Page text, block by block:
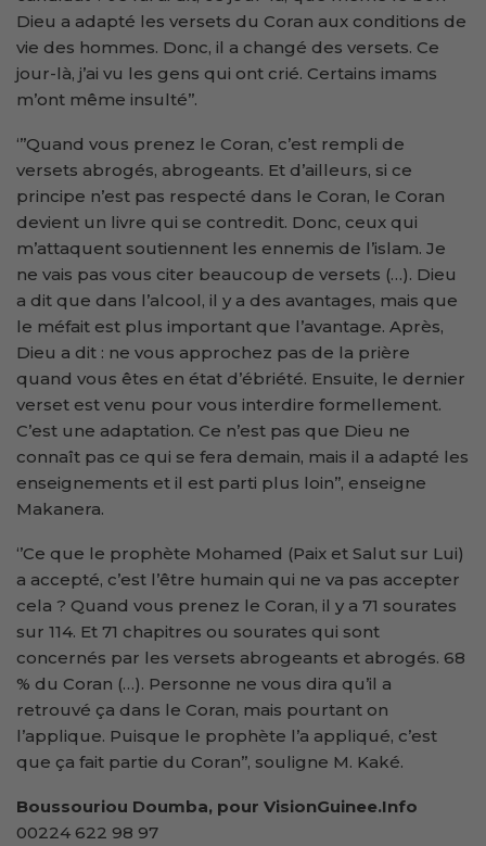
Dieu a adapté les versets du Coran aux conditions de
vie des hommes. Donc, il a changé des versets. Ce
jour-là, j’ai vu les gens qui ont crié. Certains imams
m’ont même insulté’’.
‘’’Quand vous prenez le Coran, c’est rempli de
versets abrogés, abrogeants. Et d’ailleurs, si ce
principe n’est pas respecté dans le Coran, le Coran
devient un livre qui se contredit. Donc, ceux qui
m’attaquent soutiennent les ennemis de l’islam. Je
ne vais pas vous citer beaucoup de versets (…). Dieu
a dit que dans l’alcool, il y a des avantages, mais que
le méfait est plus important que l’avantage. Après,
Dieu a dit : ne vous approchez pas de la prière
quand vous êtes en état d’ébriété. Ensuite, le dernier
verset est venu pour vous interdire formellement.
C’est une adaptation. Ce n’est pas que Dieu ne
connaît pas ce qui se fera demain, mais il a adapté les
enseignements et il est parti plus loin’’, enseigne
Makanera.
‘’Ce que le prophète Mohamed (Paix et Salut sur Lui)
a accepté, c’est l’être humain qui ne va pas accepter
cela ? Quand vous prenez le Coran, il y a 71 sourates
sur 114. Et 71 chapitres ou sourates qui sont
concernés par les versets abrogeants et abrogés. 68
% du Coran (…). Personne ne vous dira qu’il a
retrouvé ça dans le Coran, mais pourtant on
l’applique. Puisque le prophète l’a appliqué, c’est
que ça fait partie du Coran’’, souligne M. Kaké.
Boussouriou Doumba, pour VisionGuinee.Info
00224 622 98 97